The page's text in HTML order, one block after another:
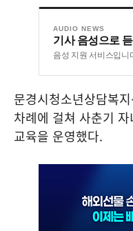
AUDIO NEWS
기사 음성으로 듣
음성 지원 서비스입니
문경시청소년상담복
차례에 걸쳐 사춘기
교육을 운영했다.